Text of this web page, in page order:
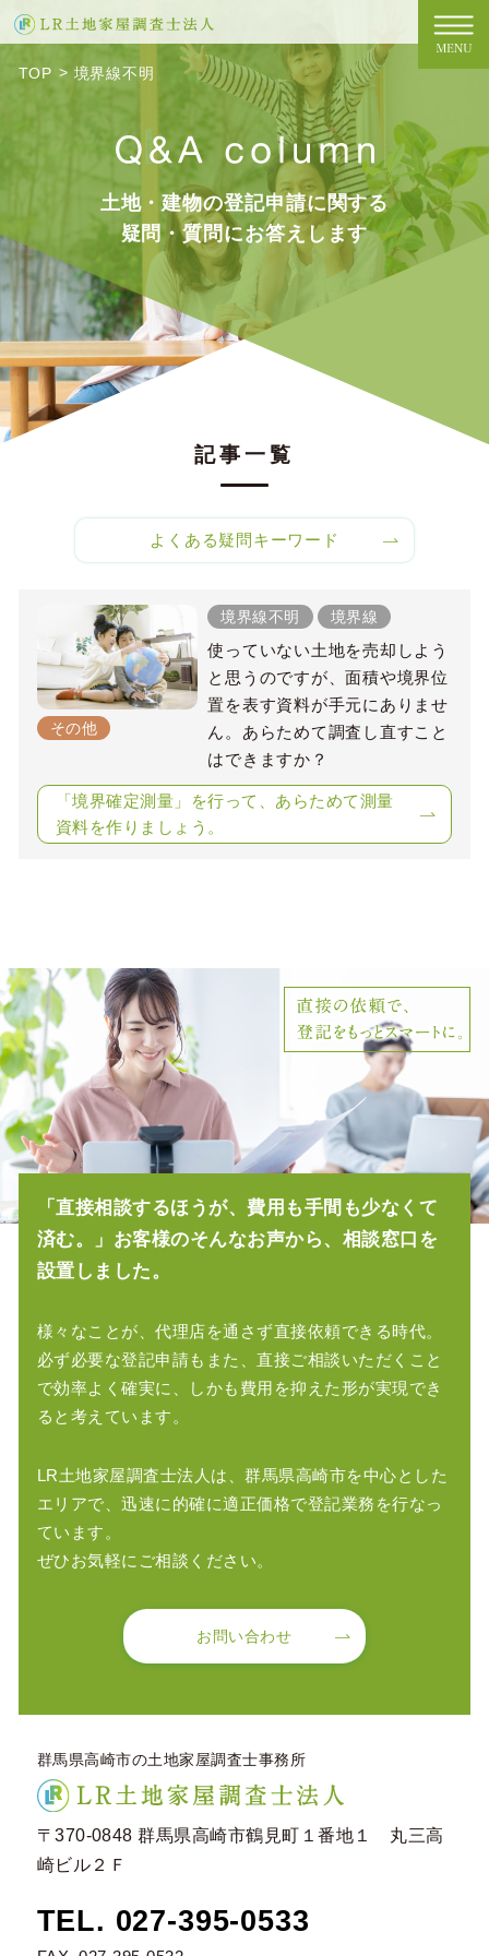
TOP 境界線不明
土地・建物の登記申請に関する
疑問・質問にお答えします
記事一覧
よくある疑問キーワード
その他
境界線不明 境界線
使っていない土地を売却しよう
と思うのですが、面積や境界位
置を表す資料が手元にありませ
ん。あらためて調査し直すこと
はできますか？
「境界確定測量」を行って、あらためて測量
資料を作りましょう。
「直接相談するほうが、費用も手間も少なくて
済む。」 お客様のそんなお声から、相談窓口を
設置しました。
様々なことが、代理店を通さず直接依頼できる時代。
必ず必要な登記申請もまた、直接ご相談いただくこと
で効率よく確実に、
しかも費用を抑えた形が実現でき
ると考えています。
LR土地家屋調査士法人は、群馬県高崎市を中心とした
エリアで、迅速に的確に適正価格で登記業務を行なっ
ています。
ぜひお気軽にご相談ください。
お問い合わせ
群馬県高崎市の土地家屋調査士事務所
〒370-0848 群馬県高崎市鶴見町１番地１ 丸三高
崎ビル２Ｆ
027-395-0533